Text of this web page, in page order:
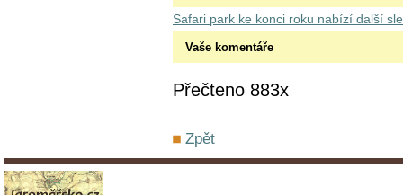
Safari park ke konci roku nabízí další
Vaše komentáře
Přečteno 883x
Zpět